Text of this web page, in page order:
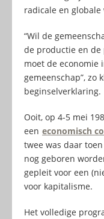
radicale en
“Wil de
de productie en
moet de economie
gemeenschap”, zo
beginselverklaring.
Ooit, op 4-5 mei
een economisch
twee was daar
nog geboren
gepleit voor een
voor kapitalisme.
Het volledige